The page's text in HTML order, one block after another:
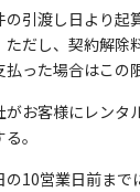
の引渡し日より起
ただし、契約解除
った場合はこの
がお客様にレンタ
。
の10営業日前ま